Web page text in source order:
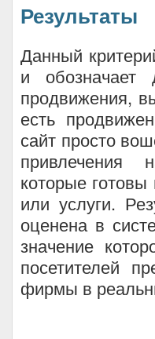
Результаты
Данный
и обозначает
продвижения,
есть
сайт просто
привлечения
которые
или услуги.
оценена в
значение
посетителей
фирмы в